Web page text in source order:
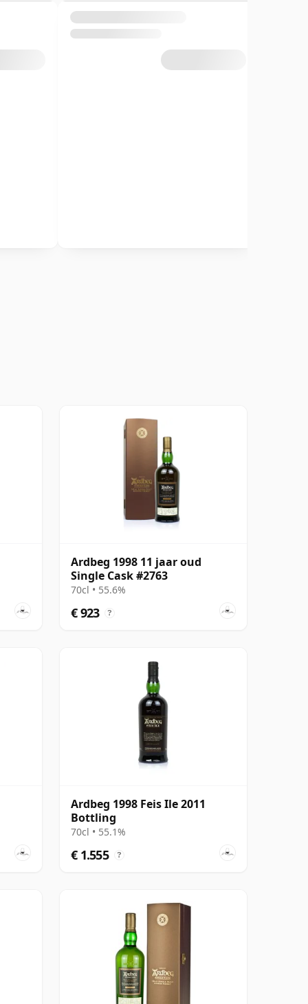
Ardbeg 1998 11 jaar oud
Single Cask #2763
70cl • 55.6%
€ 923 ?
Ardbeg 1998 Feis Ile 2011
Bottling
70cl • 55.1%
€ 1.555 ?